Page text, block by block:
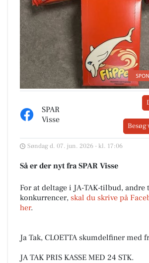
SPAR
Visse
Besøg
Søndag d. 07. jun. 2026 - kl. 17:06
Så er der nyt fra SPAR Visse
For at deltage i JA-TAK-tilbud,
konkurrencer, skal du skrive på
her.
Ja Tak, CLOETTA skumdelfiner med
JA TAK PRIS KASSE MED 24 STK.